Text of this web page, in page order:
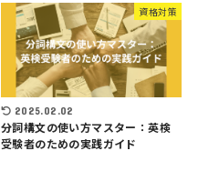
資格対策
2025.02.02
分詞構文の使い方マスター：英検
受験者のための実践ガイド